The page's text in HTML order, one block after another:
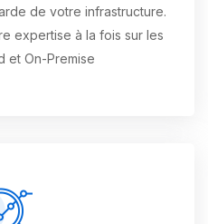
de votre infrastructure.
expertise à la fois sur les
et On-Premise